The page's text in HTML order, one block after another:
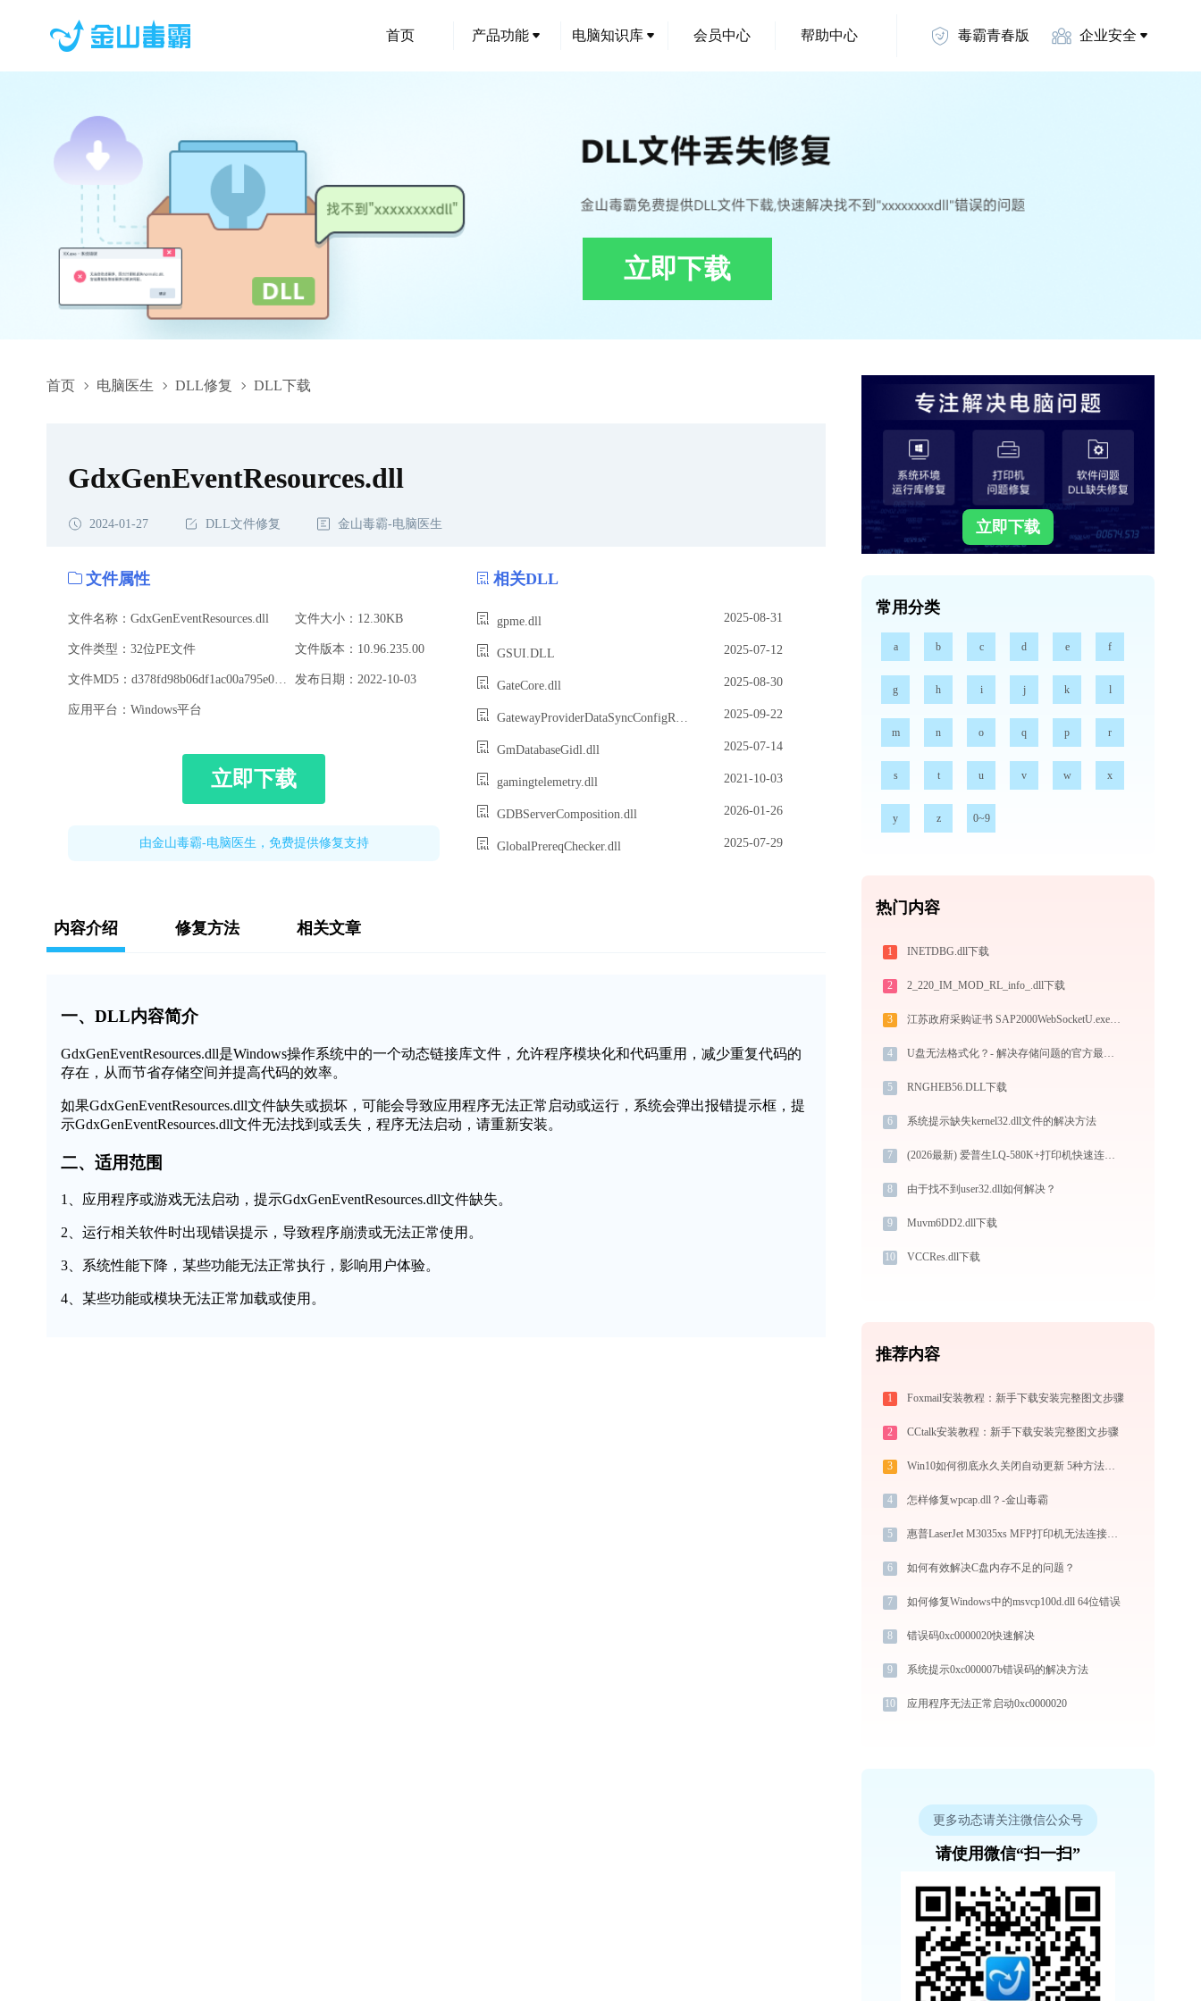
首页 产品功能 电脑知识库 会员中心 帮助中心 毒霸青春版 企业安全
立即下载
首页 电脑医生 DLL修复 DLL下载
GdxGenEventResources.dll,GdxGenEventResources.dll下载,GdxGenEventResources.dll修复
GdxGenEventResources.dll
2024-01-27 DLL文件修复 金山毒霸-电脑医生
文件属性
文件名称：GdxGenEventResources.dll 文件大小：12.30KB
文件类型：32位PE文件 文件版本：10.96.235.00
发布日期：2022-10-03
应用平台：Windows平台
立即下载
由金山毒霸-电脑医生，免费提供修复支持
相关DLL
gpme.dll 2025-08-31
GSUI.DLL 2025-07-12
GateCore.dll 2025-08-30
GatewayProviderDataSyncConfigReader.dll 2025-09-22
GmDatabaseGidl.dll 2025-07-14
gamingtelemetry.dll 2021-10-03
GDBServerComposition.dll 2026-01-26
GlobalPrereqChecker.dll 2025-07-29
内容介绍 修复方法 相关文章
一、DLL内容简介
GdxGenEventResources.dll是Windows操作系统中的一个动态链接库文件，允许程序模块化和代码重用，减少重复代码的
存在，从而节省存储空间并提高代码的效率。
如果GdxGenEventResources.dll文件缺失或损坏，可能会导致应用程序无法正常启动或运行，系统会弹出报错提示框，提
示GdxGenEventResources.dll文件无法找到或丢失，程序无法启动，请重新安装。
二、适用范围
1、应用程序或游戏无法启动，提示GdxGenEventResources.dll文件缺失。
2、运行相关软件时出现错误提示，导致程序崩溃或无法正常使用。
3、系统性能下降，某些功能无法正常执行，影响用户体验。
4、某些功能或模块无法正常加载或使用。
立即下载
常用分类
a b c d e f
g h i j k l
m n o q p r
s t u v w x
y z 0~9
热门内容
1 INETDBG.dll下载
2 2_220_IM_MOD_RL_info_.dll下载
3 江苏政府采购证书 SAP2000WebSocketU.exe加载trusutilities.dll文件丢失处理办法
4 U盘无法格式化？- 解决存储问题的官方最新教程
5 RNGHEB56.DLL下载
6 系统提示缺失kernel32.dll文件的解决方法
7 (2026最新) 爱普生LQ-580K+打印机快速连接指南
8 由于找不到user32.dll如何解决？
9 Muvm6DD2.dll下载
10 VCCRes.dll下载
推荐内容
1 Foxmail安装教程：新手下载安装完整图文步骤
2 CCtalk安装教程：新手下载安装完整图文步骤
3 Win10如何彻底永久关闭自动更新 5种方法教你永久关闭win10自动更新
4 怎样修复wpcap.dll？-金山毒霸
5 惠普LaserJet M3035xs MFP打印机无法连接？解决方法 -金山毒霸
6 如何有效解决C盘内存不足的问题？
7 如何修复Windows中的msvcp100d.dll 64位错误
8 错误码0xc0000020快速解决
9 系统提示0xc000007b错误码的解决方法
10 应用程序无法正常启动0xc0000020
更多动态请关注微信公众号
请使用微信“扫一扫”